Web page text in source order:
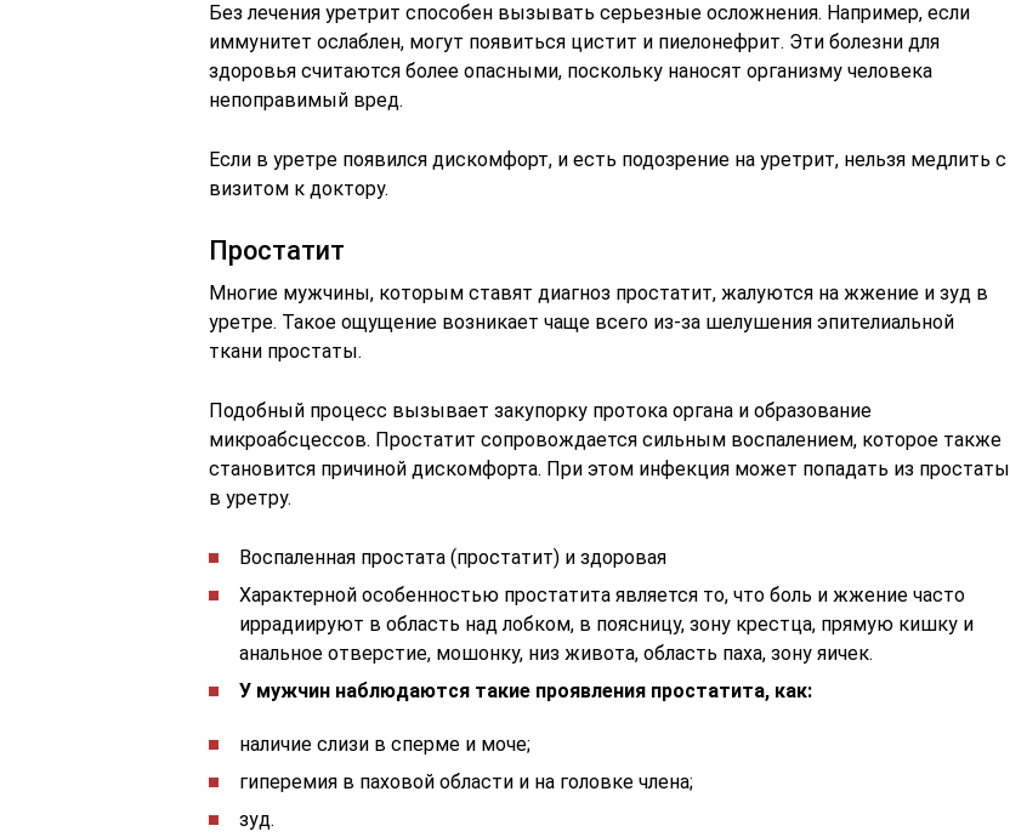
Без лечения уретрит способен вызывать серьезные осложнения. Например, если
иммунитет ослаблен, могут появиться цистит и пиелонефрит. Эти болезни для
здоровья считаются более опасными, поскольку наносят организму человека
непоправимый вред.
Если в уретре появился дискомфорт, и есть подозрение на уретрит, нельзя медлить с
визитом к доктору.
Простатит
Многие мужчины, которым ставят диагноз простатит, жалуются на жжение и зуд в
уретре. Такое ощущение возникает чаще всего из-за шелушения эпителиальной
ткани простаты.
Подобный процесс вызывает закупорку протока органа и образование
микроабсцессов. Простатит сопровождается сильным воспалением, которое также
становится причиной дискомфорта. При этом инфекция может попадать из простаты
в уретру.
Воспаленная простата (простатит) и здоровая
Характерной особенностью простатита является то, что боль и жжение часто
иррадиируют в область над лобком, в поясницу, зону крестца, прямую кишку и
анальное отверстие, мошонку, низ живота, область паха, зону яичек.
У мужчин наблюдаются такие проявления простатита, как:
наличие слизи в сперме и моче;
гиперемия в паховой области и на головке члена;
зуд.